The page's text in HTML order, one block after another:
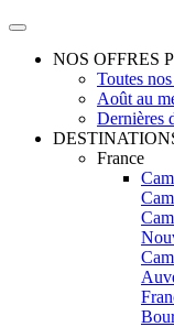
NOS OFFRES
Toutes
Août au
Dernières
France